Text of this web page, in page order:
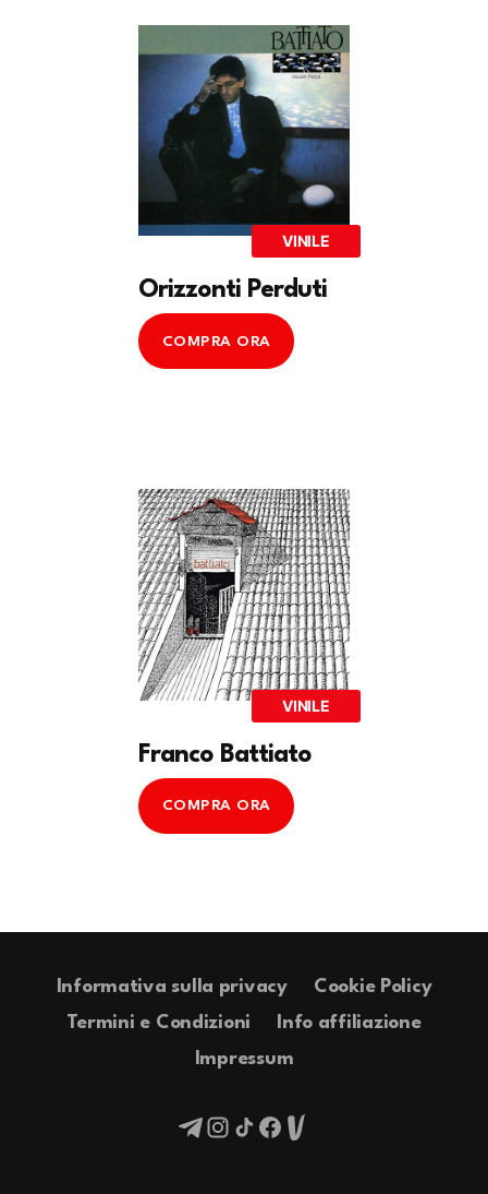
VINILE
Orizzonti Perduti
COMPRA ORA
VINILE
Franco Battiato
COMPRA ORA
Informativa sulla privacy
Cookie Policy
Termini e Condizioni
Info affiliazione
Impressum